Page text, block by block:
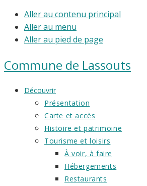
Aller au contenu principal
Aller au menu
Aller au pied de page
Commune de Lassouts
Découvrir
Présentation
Carte et accès
Histoire et patrimoine
Tourisme et loisirs
À voir, à faire
Hébergements
Restaurants